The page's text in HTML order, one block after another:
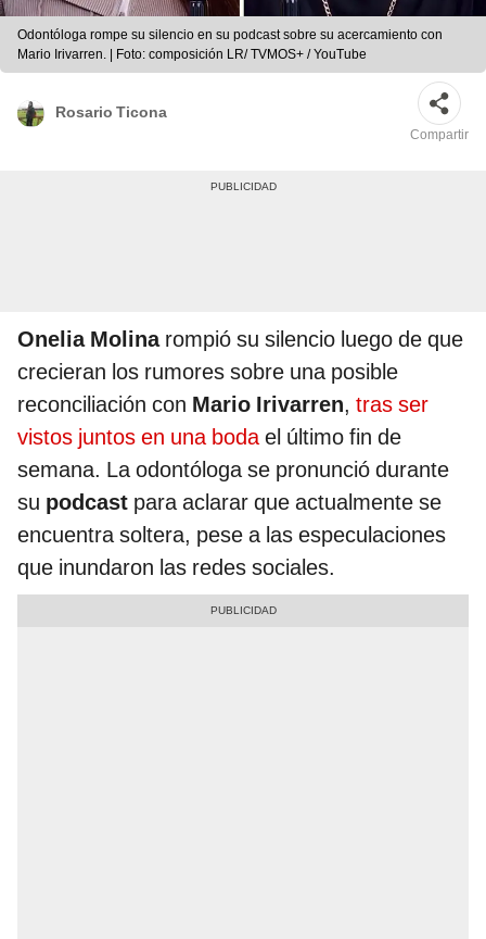
Odontóloga rompe su silencio en su podcast sobre su acercamiento con
Mario Irivarren. | Foto: composición LR/ TVMOS+ / YouTube
Rosario Ticona
Compartir
Onelia Molinarompió su silencio luego de que
crecieran los rumores sobre una posible
reconciliación con Mario Irivarren, tras ser
vistos juntos en una bodael último fin de
semana. La odontóloga se pronunció durante
su podcast para aclarar que actualmente se
encuentra soltera, pese a las especulaciones
que inundaron las redes sociales.